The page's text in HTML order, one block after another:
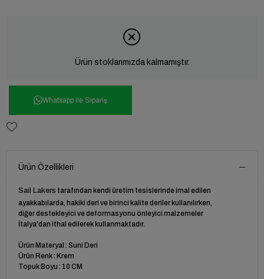
Ürün stoklarımızda kalmamıştır.
Whatsapp ile Sipariş
Ürün Özellikleri
Sail Lakers tarafından kendi üretim tesislerinde imal edilen
ayakkabılarda, hakiki deri ve birinci kalite deriler kullanılırken,
diğer destekleyici ve deformasyonu önleyici malzemeler
İtalya'dan ithal edilerek kullanmaktadır.
Ürün Materyal : Suni Deri
Ürün Renk : Krem
Topuk Boyu : 10 CM